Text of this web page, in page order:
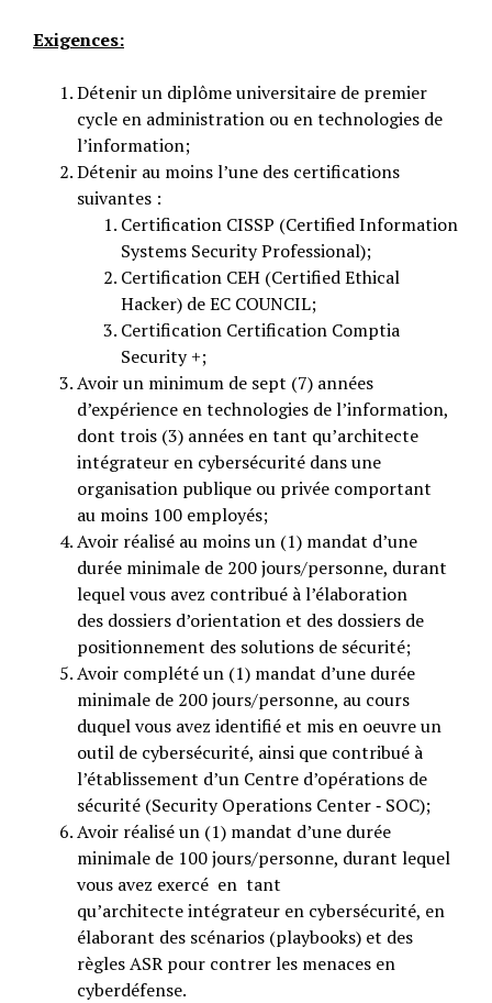
Exigences:
Détenir un diplôme universitaire de premier
cycle en administration ou en technologies de
l’information;
Détenir au moins l’une des certifications
suivantes :
Certification CISSP (Certified Information
Systems Security Professional);
Certification CEH (Certified Ethical
Hacker) de EC COUNCIL;
Certification Certification Comptia
Security +;
Avoir un minimum de sept (7) années
d’expérience en technologies de l’information,
dont trois (3) années en tant qu’architecte
intégrateur en cybersécurité dans une
organisation publique ou privée comportant
au moins 100 employés;
Avoir réalisé au moins un (1) mandat d’une
durée minimale de 200 jours/personne, durant
lequel vous avez contribué à l’élaboration
des dossiers d’orientation et des dossiers de
positionnement des solutions de sécurité;
Avoir complété un (1) mandat d’une durée
minimale de 200 jours/personne, au cours
duquel vous avez identifié et mis en oeuvre un
outil de cybersécurité, ainsi que contribué à
l’établissement d’un Centre d’opérations de
sécurité (Security Operations Center ‐ SOC);
Avoir réalisé un (1) mandat d’une durée
minimale de 100 jours/personne, durant lequel
vous avez exercé en tant
qu’architecte intégrateur en cybersécurité, en
élaborant des scénarios (playbooks) et des
règles ASR pour contrer les menaces en
cyberdéfense.